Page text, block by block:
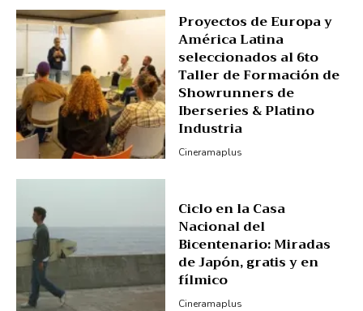
Proyectos de Europa y
América Latina
seleccionados al 6to
Taller de Formación de
Showrunners de
Iberseries & Platino
Industria
Cineramaplus
Ciclo en la Casa
Nacional del
Bicentenario: Miradas
de Japón, gratis y en
fílmico
Cineramaplus